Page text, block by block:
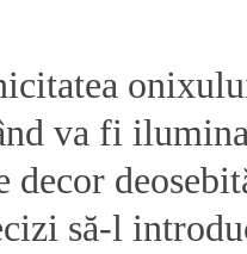
va fi
decor
să-l